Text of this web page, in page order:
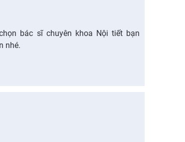
bác sĩ chuyên khoa Nội tiết bạn
nhé.